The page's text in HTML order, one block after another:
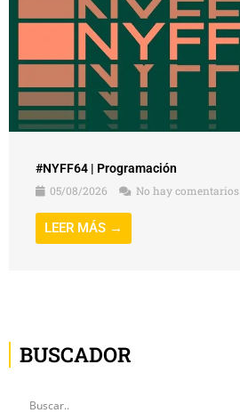
#NYFF64 | Programación
05/08/2026
No hay comentarios
LEER MÁS →
BUSCADOR